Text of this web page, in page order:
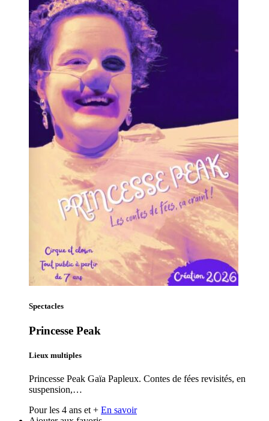
Spectacles
Princesse Peak
Lieux multiples
Princesse Peak Gaïa Papleux. Contes de fées revisités, en
suspension,…
Pour les 4 ans et + En savoir